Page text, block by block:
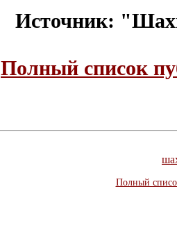
Источник:
Полный список
Полный